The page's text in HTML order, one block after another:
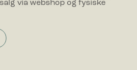
det muligt for en hjemmeside at
F.eks. dit foretrukne sprog, eller den
i.
via webshop og fysiske